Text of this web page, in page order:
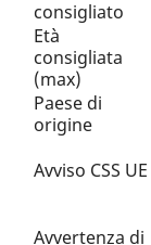
consigliato
Età
consigliata
(max)
Paese di
origine
Avviso CSS UE
Avvertenza di